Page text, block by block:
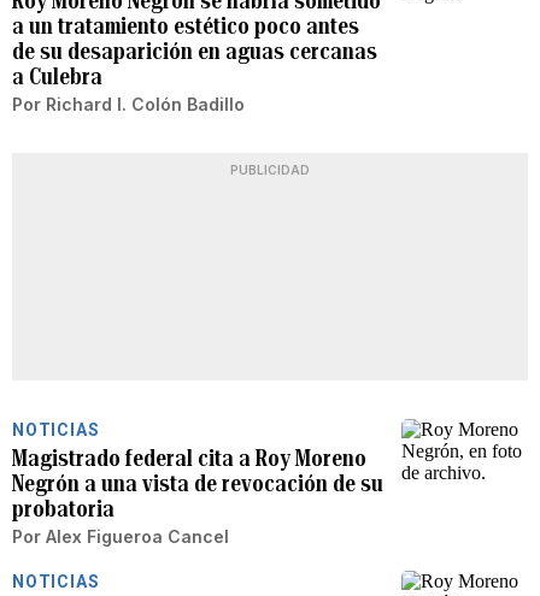
a un tratamiento estético poco antes
de su desaparición en aguas cercanas
a Culebra
Por Richard I. Colón Badillo
PUBLICIDAD
NOTICIAS
Magistrado federal cita a Roy Moreno
Negrón a una vista de revocación de su
probatoria
Por Alex Figueroa Cancel
NOTICIAS